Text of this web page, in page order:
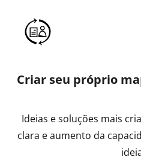
Criar seu próprio
Ideias e soluções mais
clara e aumento da